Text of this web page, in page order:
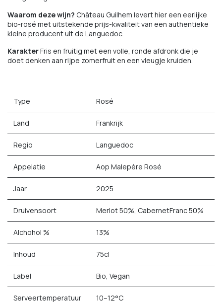
Waarom deze wijn? Château Guilhem levert hier een eerlijke
bio-rosé met uitstekende prijs-kwaliteit van een authentieke
kleine producent uit de Languedoc.
KarakterFris en fruitig met een volle, ronde afdronk die je
doet denken aan rijpe zomerfruit en een vleugje kruiden.
Type Rosé
Land Frankrijk
Regio Languedoc
Appelatie Aop Malepère Rosé
Jaar 2025
Druivensoort Merlot 50%, CabernetFranc 50%
Alchohol % 13%
Inhoud 75cl
Label Bio, Vegan
Serveertemperatuur 10–12°C